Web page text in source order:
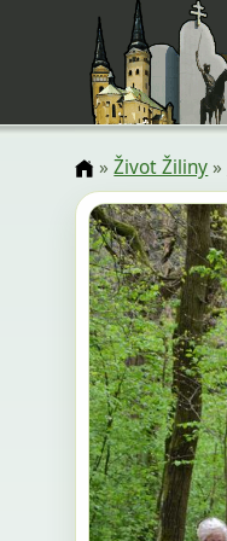
»Život Žiliny»